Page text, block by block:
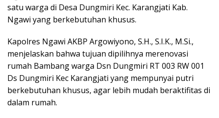
satu warga di Desa Dungmiri Kec. Karangjati Kab.
Ngawi yang berkebutuhan khusus.
Kapolres Ngawi AKBP Argowiyono, S.H., S.I.K., M.Si.,
menjelaskan bahwa tujuan dipilihnya merenovasi
rumah Bambang warga Dsn Dungmiri RT 003 RW 001
Ds Dungmiri Kec Karangjati yang mempunyai putri
berkebutuhan khusus, agar lebih mudah beraktifitas di
dalam rumah.